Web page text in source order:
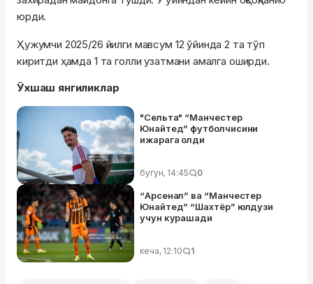
юрди.
Ҳужумчи 2025/26 йилги мавсум 12 ўйинда 2 та тўп
киритди ҳамда 1 та голли узатмани амалга оширди.
Ўхшаш янгиликлар
"Сельта" “Манчестер
Юнайтед” футболчисини
ижарага олди
бугун, 14:45 0
“Арсенал” ва “Манчестер
Юнайтед” “Шахтёр” юлдузи
учун курашади
кеча, 12:10 1